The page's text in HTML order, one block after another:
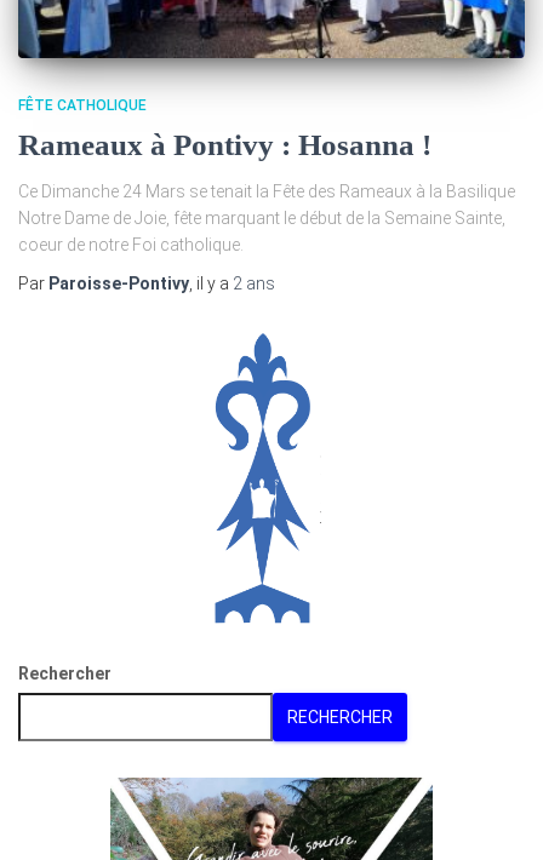
FÊTE CATHOLIQUE
Rameaux à Pontivy : Hosanna !
Ce Dimanche 24 Mars se tenait la Fête des Rameaux à la Basilique
Notre Dame de Joie, fête marquant le début de la Semaine Sainte,
coeur de notre Foi catholique.
Par Paroisse-Pontivy, il y a 2 ans
Rechercher
RECHERCHER